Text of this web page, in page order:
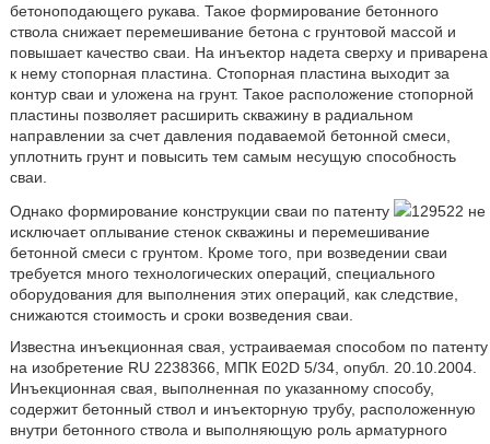
бетоноподающего рукава. Такое формирование бетонного
ствола снижает перемешивание бетона с грунтовой массой и
повышает качество сваи. На инъектор надета сверху и приварена
к нему стопорная пластина. Стопорная пластина выходит за
контур сваи и уложена на грунт. Такое расположение стопорной
пластины позволяет расширить скважину в радиальном
направлении за счет давления подаваемой бетонной смеси,
уплотнить грунт и повысить тем самым несущую способность
сваи.
Однако формирование конструкции сваи по патенту
129522 не
исключает оплывание стенок скважины и перемешивание
бетонной смеси с грунтом. Кроме того, при возведении сваи
требуется много технологических операций, специального
оборудования для выполнения этих операций, как следствие,
снижаются стоимость и сроки возведения сваи.
Известна инъекционная свая, устраиваемая способом по патенту
на изобретение RU 2238366, МПК E02D 5/34, опубл. 20.10.2004.
Инъекционная свая, выполненная по указанному способу,
содержит бетонный ствол и инъекторную трубу, расположенную
внутри бетонного ствола и выполняющую роль арматурного